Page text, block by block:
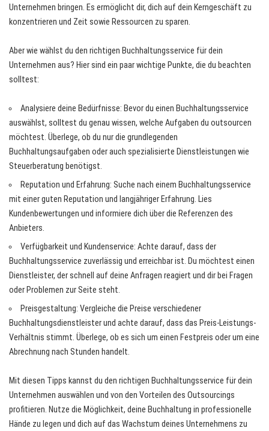
Unternehmen bringen. Es ermöglicht dir, dich auf dein Kerngeschäft zu
konzentrieren und Zeit sowie Ressourcen zu sparen.
Aber wie wählst du den richtigen Buchhaltungsservice für dein
Unternehmen aus? Hier sind ein paar wichtige Punkte, die du beachten
solltest:
Analysiere deine Bedürfnisse: Bevor du einen Buchhaltungsservice
auswählst, solltest du genau wissen, welche Aufgaben du outsourcen
möchtest. Überlege, ob du nur die grundlegenden
Buchhaltungsaufgaben oder auch spezialisierte Dienstleistungen wie
Steuerberatung benötigst.
Reputation und Erfahrung: Suche nach einem Buchhaltungsservice
mit einer guten Reputation und langjähriger Erfahrung. Lies
Kundenbewertungen und informiere dich über die Referenzen des
Anbieters.
Verfügbarkeit und Kundenservice: Achte darauf, dass der
Buchhaltungsservice zuverlässig und erreichbar ist. Du möchtest einen
Dienstleister, der schnell auf deine Anfragen reagiert und dir bei Fragen
oder Problemen zur Seite steht.
Preisgestaltung: Vergleiche die Preise verschiedener
Buchhaltungsdienstleister und achte darauf, dass das Preis-Leistungs-
Verhältnis stimmt. Überlege, ob es sich um einen Festpreis oder um eine
Abrechnung nach Stunden handelt.
Mit diesen Tipps kannst du den richtigen Buchhaltungsservice für dein
Unternehmen auswählen und von den Vorteilen des Outsourcings
profitieren. Nutze die Möglichkeit, deine Buchhaltung in professionelle
Hände zu legen und dich auf das Wachstum deines Unternehmens zu